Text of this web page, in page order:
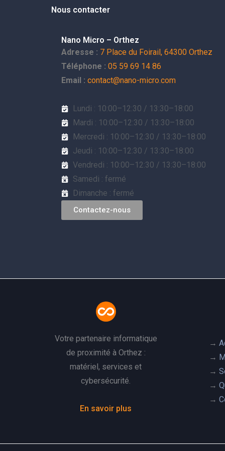
Nous contacter
Nano Micro – Orthez
Adresse : 7 Place du Foirail, 64300 Orthez
Téléphone : 05 59 69 14 86
Email : contact@nano-micro.com
Lundi : 10:00–12:30 / 13:30–18:00
Mardi : 10:00–12:30 / 13:30–18:00
Mercredi : 10:00–12:30 / 13:30–18:00
Jeudi : 10:00–12:30 / 13:30–18:00
Vendredi : 10:00–12:30 / 13:30–18:00
Samedi : fermé
Dimanche : fermé
Contactez-nous
Votre partenaire informatique
de proximité à Orthez :
matériel, services et
cybersécurité.
En savoir plus
→
→
→
→
→